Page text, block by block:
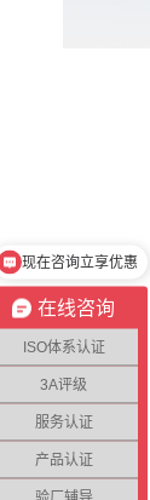
在线咨询
ISO体系认证
3A评级
服务认证
产品认证
现在咨询立享优惠